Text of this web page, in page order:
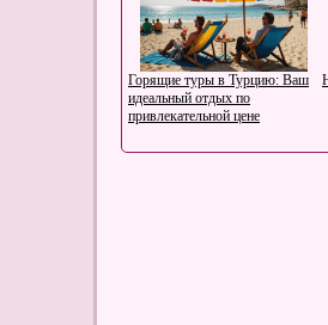
Горящие туры в Турцию: Ваш
идеальный отдых по
привлекательной цене